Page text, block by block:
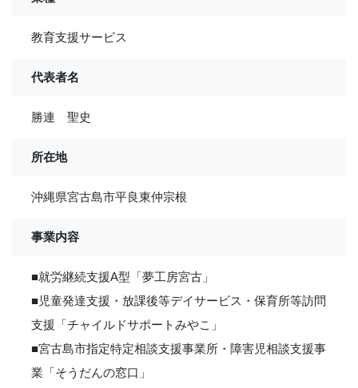
教育支援サービス
代表者名
勝連 聖史
所在地
沖縄県宮古島市平良東仲宗根
事業内容
■就労継続支援A型「夢工房宮古」
■児童発達支援・放課後等デイサービス・保育所等訪問
支援「チャイルドサポートみやこ」
■宮古島市指定特定相談支援事業所・障害児相談支援事
業「そうだんの窓口」